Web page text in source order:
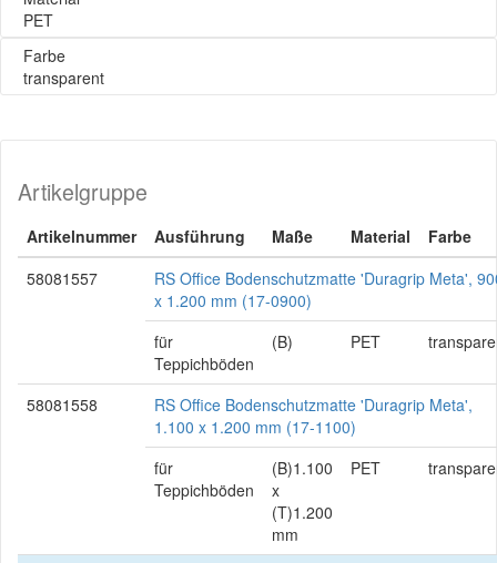
PET
Farbe
transparent
Artikelgruppe
Artikelnummer Ausführung Maße Material
Farbe
58081557
RS Office Bodenschutzmatte 'Duragrip Meta',
x 1.200 mm (17-0900)
für
Teppichböden
(B) PET
58081558
RS Office Bodenschutzmatte 'Duragrip Meta',
1.100 x 1.200 mm (17-1100)
für
Teppichböden
(B)1.100
x
(T)1.200
mm
PET